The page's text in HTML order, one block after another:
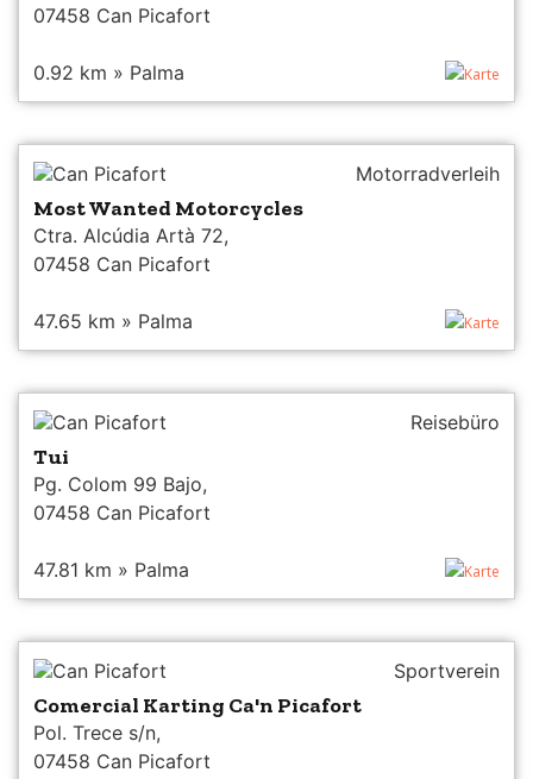
07458 Can Picafort
0.92 km » Palma Karte
Can Picafort Motorradverleih
Most Wanted Motorcycles
Ctra. Alcúdia Artà 72,
07458 Can Picafort
47.65 km » Palma Karte
Can Picafort Reisebüro
Tui
Pg. Colom 99 Bajo,
07458 Can Picafort
47.81 km » Palma Karte
Can Picafort Sportverein
Comercial Karting Ca'n Picafort
Pol. Trece s/n,
07458 Can Picafort